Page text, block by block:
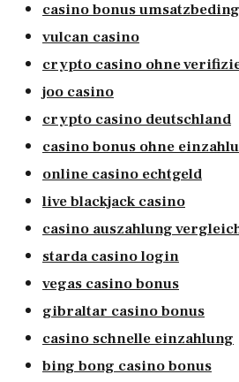
casino bonus
vulcan casino
crypto casino ohne
joo casino
crypto casino deutschland
casino bonus ohne
online casino echtgeld
live blackjack casino
casino auszahlung
starda casino login
vegas casino bonus
gibraltar casino bonus
casino schnelle einzahlung
bing bong casino bonus